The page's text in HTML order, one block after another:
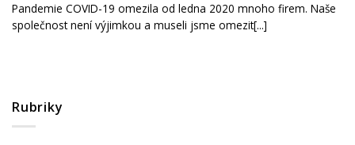
Pandemie COVID-19 omezila od ledna 2020 mnoho firem. Naše
společnost není výjimkou a museli jsme omezit[...]
Rubriky